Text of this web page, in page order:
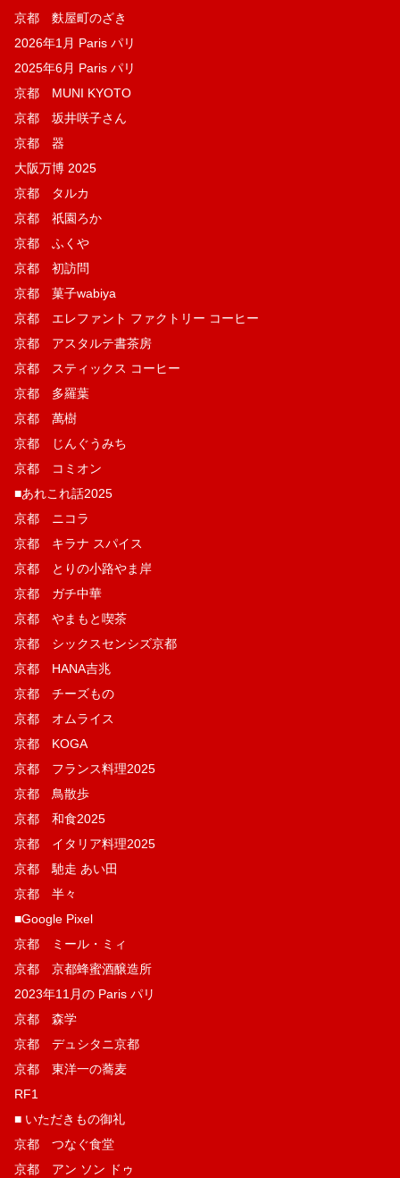
京都 麩屋町のざき
2026年1月 Paris パリ
2025年6月 Paris パリ
京都 MUNI KYOTO
京都 坂井咲子さん
京都 器
大阪万博 2025
京都 タルカ
京都 祇園ろか
京都 ふくや
京都 初訪問
京都 菓子wabiya
京都 エレファント ファクトリー コーヒー
京都 アスタルテ書茶房
京都 スティックス コーヒー
京都 多羅葉
京都 萬樹
京都 じんぐうみち
京都 コミオン
■あれこれ話2025
京都 ニコラ
京都 キラナ スパイス
京都 とりの小路やま岸
京都 ガチ中華
京都 やまもと喫茶
京都 シックスセンシズ京都
京都 HANA吉兆
京都 チーズもの
京都 オムライス
京都 KOGA
京都 フランス料理2025
京都 鳥散歩
京都 和食2025
京都 イタリア料理2025
京都 馳走 あい田
京都 半々
■Google Pixel
京都 ミール・ミィ
京都 京都蜂蜜酒醸造所
2023年11月の Paris パリ
京都 森学
京都 デュシタニ京都
京都 東洋一の蕎麦
RF1
■ いただきもの御礼
京都 つなぐ食堂
京都 アン ソン ドゥ